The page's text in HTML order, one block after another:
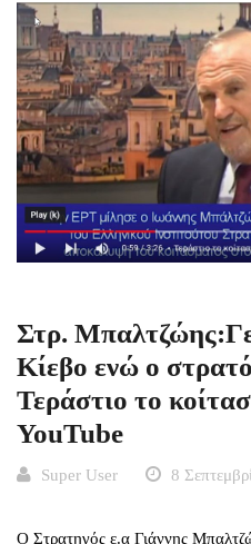
Στρ.
Κίεβο ενώ ο
Τεράστιο το
YouTube
Super User 8
Ο Στρατηγός ε.α Γιάννης